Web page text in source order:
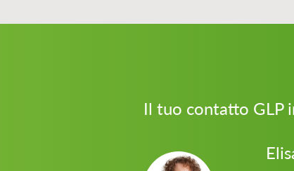
Il tuo contatto GLP